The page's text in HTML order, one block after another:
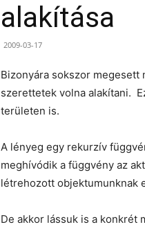
alakítása
2009-03-17
Bizonyára sokszor megesett
szerettetek volna alakítani.
területen is.
A lényeg egy rekurzív
meghívódik a függvény az
létrehozott objektumunknak
De akkor lássuk is a konkrét